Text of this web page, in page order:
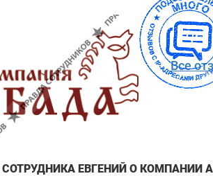
Все
ЕВГЕНИЙ О КОМПАНИИ